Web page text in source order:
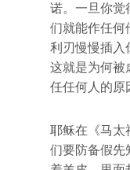
诺。一旦你觉
们就能作任何
利刃慢慢插入
这就是为何被
任任何人的原
耶稣在《马太
们要防备假先